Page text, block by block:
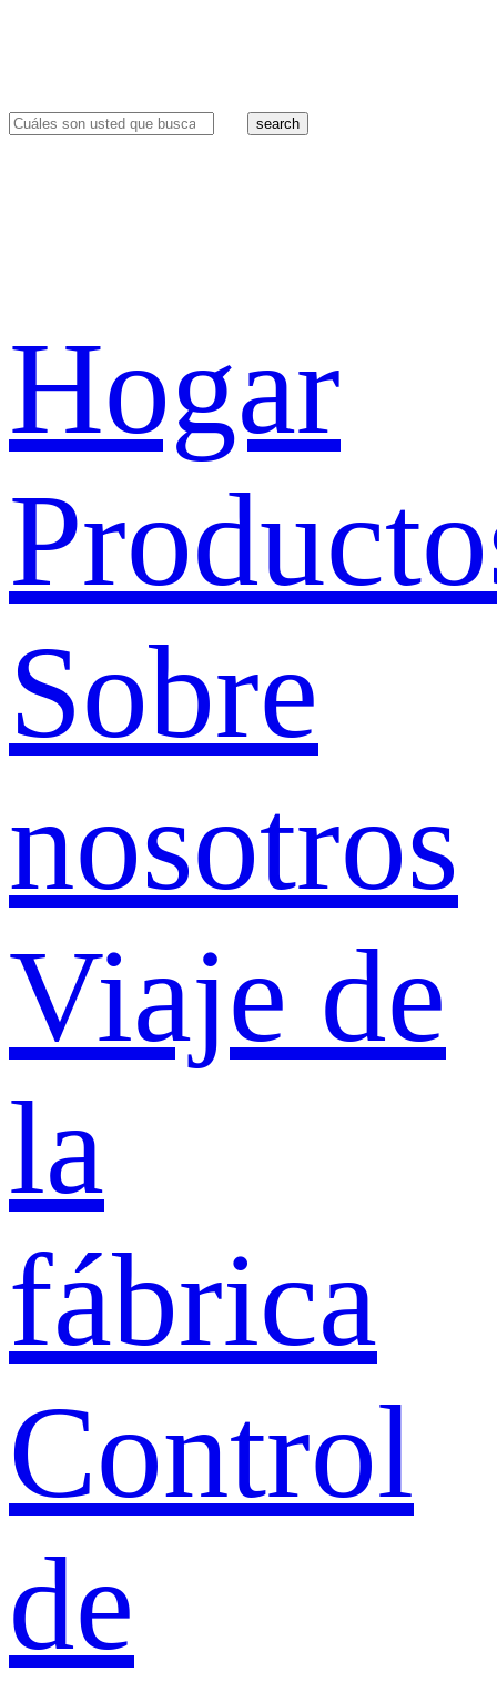
search
Hogar
Sobre
nosotros
Viaje de
la
fábrica
Control
de